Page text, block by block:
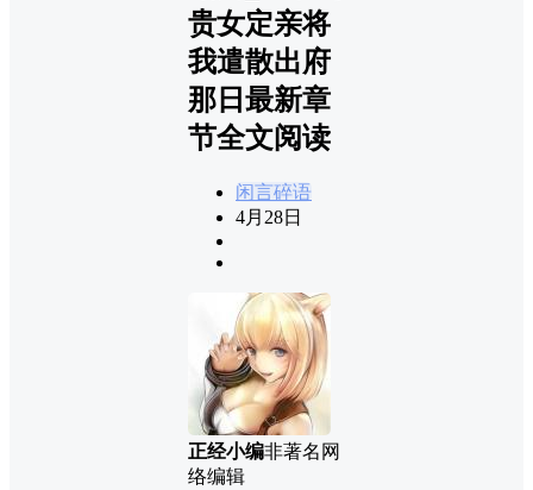
贵女定亲将
我遣散出府
那日最新章
节全文阅读
闲言碎语
4月28日
正经小编非著名网
络编辑